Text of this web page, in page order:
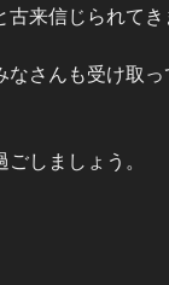
来信じられてき
なさんも受け取
しましょう。